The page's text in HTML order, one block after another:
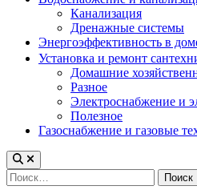
Канализация
Дренажные системы
Энергоэффективность в
Установка и ремонт
Домашние
Разное
Электроснабжение и
Полезное
Газоснабжение и газовые
Найти: